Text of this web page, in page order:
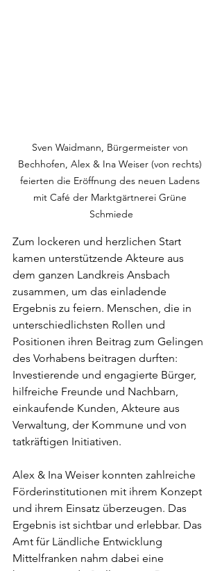
Sven Waidmann, Bürgermeister von
Bechhofen, Alex & Ina Weiser (von rechts)
feierten die Eröffnung des neuen Ladens
mit Café der Marktgärtnerei Grüne
Schmiede
Zum lockeren und herzlichen Start
kamen unterstützende Akteure aus
dem ganzen Landkreis Ansbach
zusammen, um das einladende
Ergebnis zu feiern. Menschen, die in
unterschiedlichsten Rollen und
Positionen ihren Beitrag zum Gelingen
des Vorhabens beitragen durften:
Investierende und engagierte Bürger,
hilfreiche Freunde und Nachbarn,
einkaufende Kunden, Akteure aus
Verwaltung, der Kommune und von
tatkräftigen Initiativen.
Alex & Ina Weiser konnten zahlreiche
Förderinstitutionen mit ihrem Konzept
und ihrem Einsatz überzeugen. Das
Ergebnis ist sichtbar und erlebbar. Das
Amt für Ländliche Entwicklung
Mittelfranken nahm dabei eine